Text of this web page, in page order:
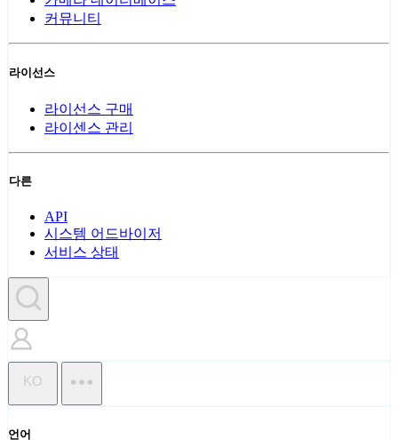
커뮤니티
라이선스
라이선스 구매
라이센스 관리
다른
API
시스템 어드바이저
서비스 상태
KO
언어